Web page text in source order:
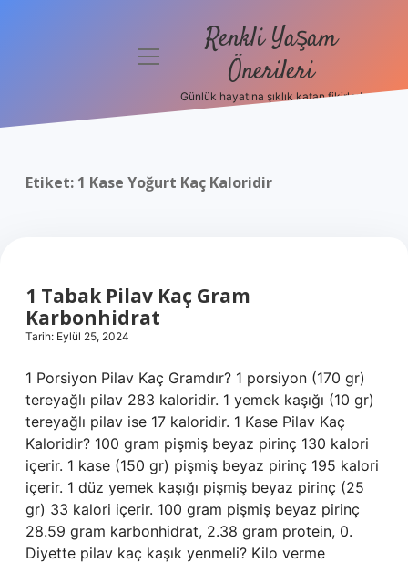
Politikası
menüyü
Renkli Yaşam
Önerileri
Günlük hayatına şıklık katan fikirler!
Etiket: 1 Kase Yoğurt Kaç Kaloridir
1 Tabak Pilav Kaç Gram
Karbonhidrat
Tarih: Eylül 25, 2024
1 Porsiyon Pilav Kaç Gramdır? 1 porsiyon (170 gr)
tereyağlı pilav 283 kaloridir. 1 yemek kaşığı (10 gr)
tereyağlı pilav ise 17 kaloridir. 1 Kase Pilav Kaç
Kaloridir? 100 gram pişmiş beyaz pirinç 130 kalori
içerir. 1 kase (150 gr) pişmiş beyaz pirinç 195 kalori
içerir. 1 düz yemek kaşığı pişmiş beyaz pirinç (25
gr) 33 kalori içerir. 100 gram pişmiş beyaz pirinç
28.59 gram karbonhidrat, 2.38 gram protein, 0.
Diyette pilav kaç kaşık yenmeli? Kilo verme